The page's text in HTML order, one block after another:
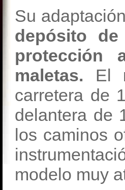
Su
depósito
protección
maletas. El
carretera de
delantera de
los caminos
modelo muy